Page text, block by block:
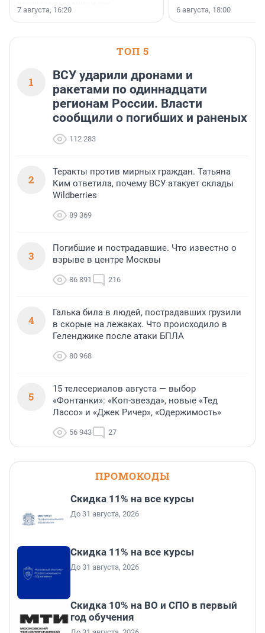
поменялась роль строительства.
7 августа, 16:20 6 августа, 18:00
ТОП 5
1
ВСУ ударили дронами и
ракетами по одиннадцати
регионам России. Власти
сообщили о погибших и раненых
112 283
2
Теракты против мирных граждан. Татьяна
Ким ответила, почему ВСУ атакует склады
Wildberries
89 369
3
Погибшие и пострадавшие. Что известно о
взрыве в центре Москвы
86 891 216
4
Галька била в людей, пострадавших грузили
в скорые на лежаках. Что происходило в
Геленджике после атаки БПЛА
80 968
5
15 телесериалов августа — выбор
«Фонтанки»: «Коп-звезда», новые «Тед
Лассо» и «Джек Ричер», «Одержимость»
56 943 27
ПРОМОКОДЫ
Скидка 11% на все курсы
До 31 августа, 2026
Скидка 11% на все курсы
До 31 августа, 2026
Скидка 10% на ВО и СПО в первый
год обучения